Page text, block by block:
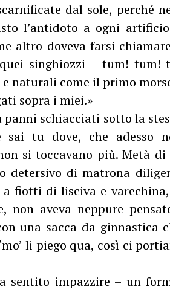
dal sole, perché
l’antidoto a ogni artificio
altro doveva farsi
singhiozzi – tum! tum!
naturali come il primo
sopra i miei.»
schiacciati sotto la
sai tu dove, che adesso
si toccavano più. Metà
detersivo di matrona
fiotti di lisciva e
non aveva neppure
una sacca da ginnastica
li piego qua, così ci
sentito impazzire – un